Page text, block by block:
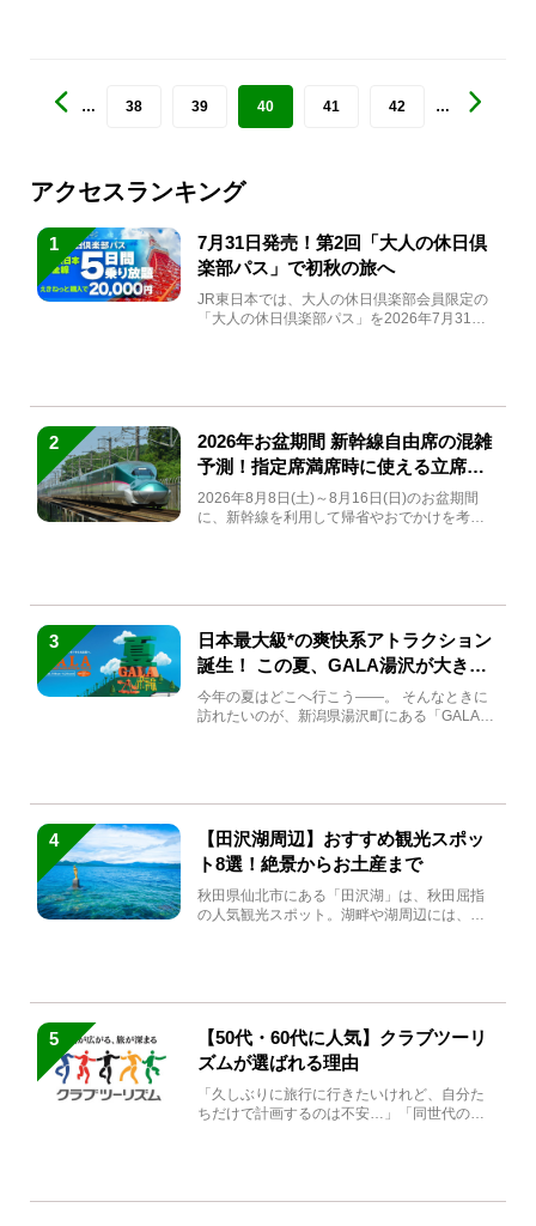
… 38 39 40 41 42 …
アクセスランキング
1
7月31日発売！第2回「大人の休日倶
楽部パス」で初秋の旅へ
JR東日本では、大人の休日倶楽部会員限定の
「大人の休日倶楽部パス」を2026年7月31日
2
2026年お盆期間 新幹線自由席の混雑
予測！指定席満席時に使える立席特
急券も解説
2026年8月8日(土)～8月16日(日)のお盆期間
に、新幹線を利用して帰省やおでかけを考え
3
日本最大級*の爽快系アトラクション
誕生！ この夏、GALA湯沢が大きく
生まれ変わる
今年の夏はどこへ行こう――。 そんなときに
訪れたいのが、新潟県湯沢町にある「GALA湯
4
【田沢湖周辺】おすすめ観光スポッ
ト8選！絶景からお土産まで
秋田県仙北市にある「田沢湖」は、秋田屈指
の人気観光スポット。湖畔や湖周辺には、田
5
【50代・60代に人気】クラブツーリ
ズムが選ばれる理由
「久しぶりに旅行に行きたいけれど、自分た
ちだけで計画するのは不安…」「同世代の方